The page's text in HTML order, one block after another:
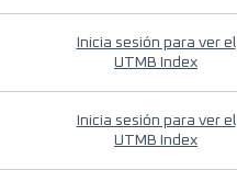
Inicia sesión para ver el
UTMB Index
Inicia sesión para ver el
UTMB Index